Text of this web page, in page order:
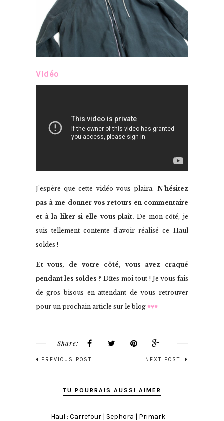
Vidéo
J’espère que cette vidéo vous plaira. N’hésitez
pas à me donner vos retours en commentaire
et à la liker si elle vous plaît.De mon côté, je
suis tellement contente d’avoir réalisé ce Haul
soldes !
Et vous, de votre côté, vous avez craqué
pendant les soldes ? Dîtes moi tout ! Je vous fais
de gros bisous en attendant de vous retrouver
pour un prochain article sur le blog ♥♥♥
Share:
PREVIOUS POST NEXT POST
TU POURRAIS AUSSI AIMER
Haul : Carrefour | Sephora | Primark